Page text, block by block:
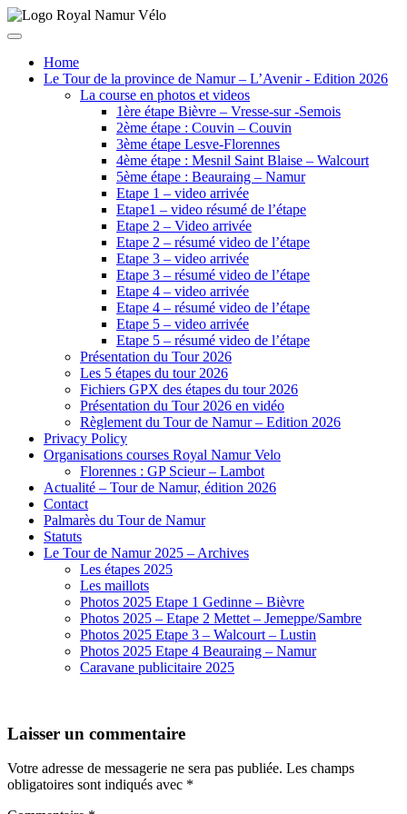
Home
Le Tour de la province de Namur – L’Avenir - Edition 2026
La course en photos et videos
1ère étape Bièvre – Vresse-sur -Semois
2ème étape : Couvin – Couvin
3ème étape Lesve-Florennes
4ème étape : Mesnil Saint Blaise – Walcourt
5ème étape : Beauraing – Namur
Etape 1 – video arrivée
Etape1 – video résumé de l’étape
Etape 2 – Video arrivée
Etape 2 – résumé video de l’étape
Etape 3 – video arrivée
Etape 3 – résumé video de l’étape
Etape 4 – video arrivée
Etape 4 – résumé video de l’étape
Etape 5 – video arrivée
Etape 5 – résumé video de l’étape
Présentation du Tour 2026
Les 5 étapes du tour 2026
Fichiers GPX des étapes du tour 2026
Présentation du Tour 2026 en vidéo
Règlement du Tour de Namur – Edition 2026
Privacy Policy
Organisations courses Royal Namur Velo
Florennes : GP Scieur – Lambot
Actualité – Tour de Namur, édition 2026
Contact
Palmarès du Tour de Namur
Statuts
Le Tour de Namur 2025 – Archives
Les étapes 2025
Les maillots
Photos 2025 Etape 1 Gedinne – Bièvre
Photos 2025 – Etape 2 Mettet – Jemeppe/Sambre
Photos 2025 Etape 3 – Walcourt – Lustin
Photos 2025 Etape 4 Beauraing – Namur
Caravane publicitaire 2025
Laisser un commentaire
Votre adresse de messagerie ne sera pas publiée. Les champs
obligatoires sont indiqués avec *